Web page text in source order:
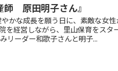
原田明子さん』
かな成長を願う日に、素敵な女
を経営しながら、里山保育をスタ
リーダー和歌子さんと明子...